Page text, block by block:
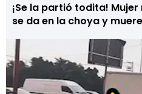
¡Se la partió todita!
se da en la choya y